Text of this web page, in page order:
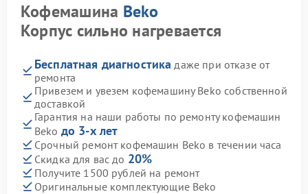
Кофемашина Beko
Корпус сильно нагревается
Бесплатная диагностика даже при отказе от
ремонта
Привезем и увезем кофемашину Beko собственной
доставкой
Гарантия на наши работы по ремонту кофемашин
Beko до 3-х лет
Срочный ремонт кофемашин Beko в течении часа
Скидка для вас до 20%
Получите 1500 рублей на ремонт
Оригинальные комплектующие Beko